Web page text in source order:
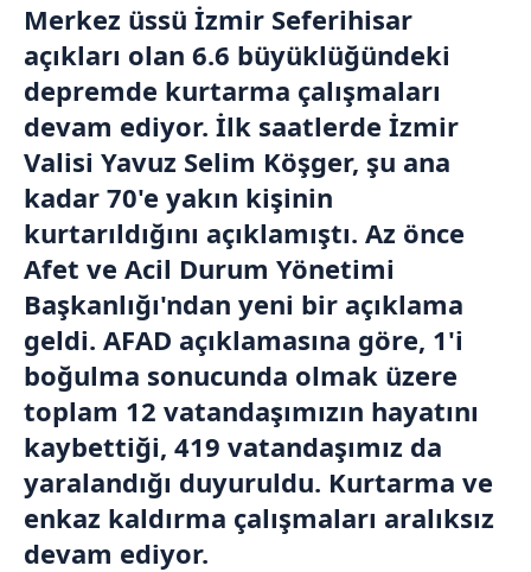
Merkez üssü İzmir Seferihisar
açıkları olan 6.6 büyüklüğündeki
depremde kurtarma çalışmaları
devam ediyor. İlk saatlerde İzmir
Valisi Yavuz Selim Köşger, şu ana
kadar 70'e yakın kişinin
kurtarıldığını açıklamıştı. Az önce
Afet ve Acil Durum Yönetimi
Başkanlığı'ndan yeni bir açıklama
geldi. AFAD açıklamasına göre, 1'i
boğulma sonucunda olmak üzere
toplam 12 vatandaşımızın hayatını
kaybettiği, 419 vatandaşımız da
yaralandığı duyuruldu. Kurtarma ve
enkaz kaldırma çalışmaları aralıksız
devam ediyor.